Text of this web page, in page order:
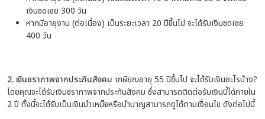
เงินชดเชย 300 วัน
หากมีอายุงาน (ต่อเนื่อง) เป็นระยะเวลา 20 ปีขึ้นไป จะได้รับเงินชดเชย
400 วัน
2. เงินชราภาพจากประกันสังคม เกษียณอายุ 55 ปีขึ้นไป จะได้รับเงินอะไรบ้าง?
โดยคุณจะได้รับเงินชราภาพจากประกันสังคม ซึ่งสามารถติดต่อรับเงินนี้ได้ภายใน
2 ปี ทั้งนี้จะได้รับเป็นเงินบำเหน็จหรือบำนาญสามารถดูได้ตามเงื่อนไข ดังต่อไปนี้